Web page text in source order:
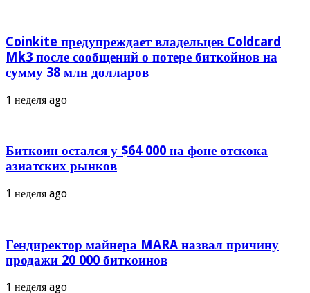
Coinkite предупреждает владельцев Coldcard
Mk3 после сообщений о потере биткойнов на
сумму 38 млн долларов
1 неделя ago
Биткоин остался у $64 000 на фоне отскока
азиатских рынков
1 неделя ago
Гендиректор майнера MARA назвал причину
продажи 20 000 биткоинов
1 неделя ago